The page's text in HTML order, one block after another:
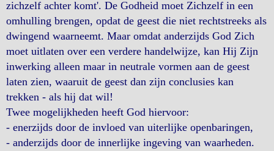
zichzelf achter komt'. De Godheid moet Zichzelf in een
omhulling brengen, opdat de geest die niet rechtstreeks als
dwingend waarneemt. Maar omdat anderzijds God Zich
moet uitlaten over een verdere handelwijze, kan Hij Zijn
inwerking alleen maar in neutrale vormen aan de geest
laten zien, waaruit de geest dan zijn conclusies kan
trekken - als hij dat wil!
Twee mogelijkheden heeft God hiervoor:
- enerzijds door de invloed van uiterlijke openbaringen,
- anderzijds door de innerlijke ingeving van waarheden.